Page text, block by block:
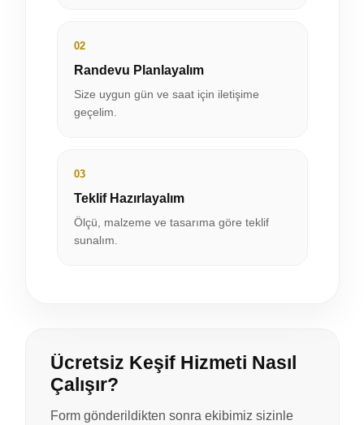
02
Randevu Planlayalım
Size uygun gün ve saat için iletişime
geçelim.
03
Teklif Hazırlayalım
Ölçü, malzeme ve tasarıma göre teklif
sunalım.
Ücretsiz Keşif Hizmeti Nasıl
Çalışır?
Form gönderildikten sonra ekibimiz sizinle